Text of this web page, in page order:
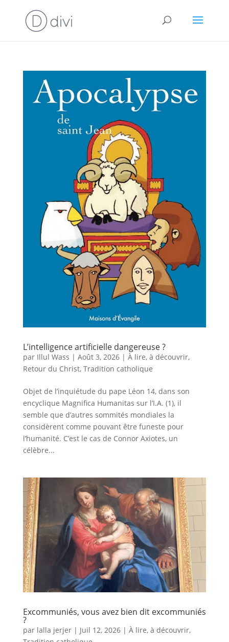
L’intelligence artificielle dangereuse ?
par Illul Wass | Août 3, 2026| À lire, à découvrir,
Retour du Christ, Tradition catholique
Objet de l’inquiétude du pape Léon 14, dans son
encyclique Magnifica Humanitas sur l’I.A. (1), il
semble que d’autres sommités mondiales la
considèrent comme pouvant être funeste pour
l’humanité. C’est le cas de Connor Axiotes, un
célèbre...
Excommuniés, vous avez bien dit excommuniés
?
par lalla jerjer| Juil 12, 2026| À lire, à découvrir,